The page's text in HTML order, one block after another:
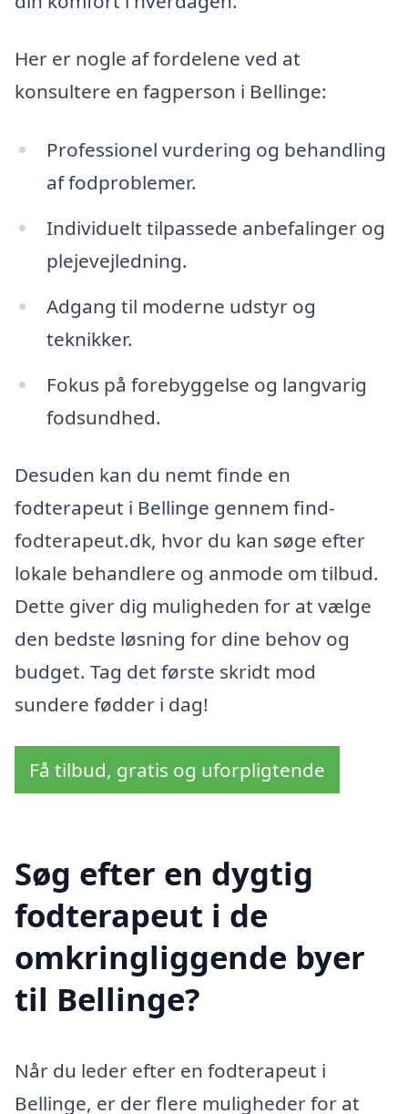
Her er nogle af fordelene ved at
konsultere en fagperson i Bellinge:
Professionel vurdering og behandling
af fodproblemer.
Individuelt tilpassede anbefalinger og
plejevejledning.
Adgang til moderne udstyr og
teknikker.
Fokus på forebyggelse og langvarig
fodsundhed.
Desuden kan du nemt finde en
fodterapeut i Bellinge gennem find-
fodterapeut.dk, hvor du kan søge efter
lokale behandlere og anmode om tilbud.
Dette giver dig muligheden for at vælge
den bedste løsning for dine behov og
budget. Tag det første skridt mod
sundere fødder i dag!
Få tilbud, gratis og uforpligtende
Søg efter en dygtig
fodterapeut i de
omkringliggende byer
til Bellinge?
Når du leder efter en fodterapeut i
Bellinge, er der flere muligheder for at